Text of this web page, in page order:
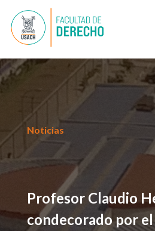
Noticias
Profesor Claudio
condecorado por el